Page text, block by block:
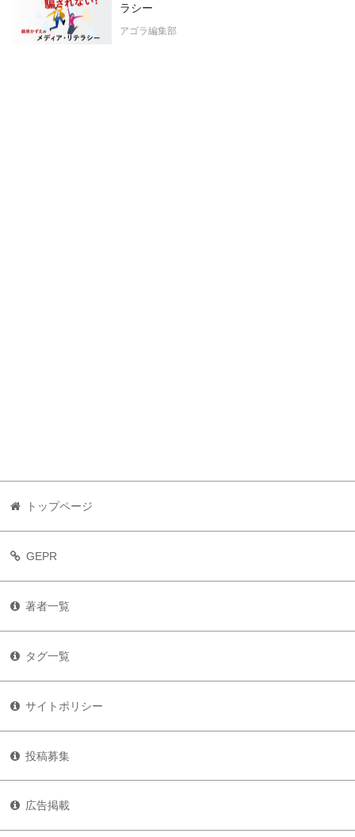
ラシー
アゴラ編集部
トップページ
GEPR
著者一覧
タグ一覧
サイトポリシー
投稿募集
広告掲載